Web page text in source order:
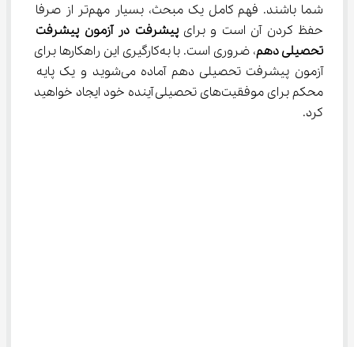
شما باشند. فهم کامل یک مبحث، بسیار مهم‌تر از صرفا
حفظ کردن آن است و برای پیشرفت در آزمون پیشرفت
تحصیلی دهم
، ضروری است. با به‌کارگیری این راهکارها برای
آزمون پیشرفت تحصیلی دهم آماده می‌شوید و یک پایه
محکم برای موفقیت‌های تحصیلی آینده خود ایجاد خواهید
کرد.